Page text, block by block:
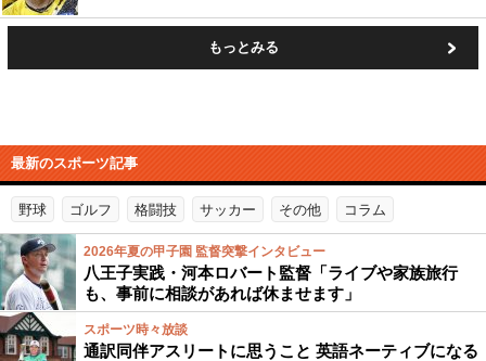
もっとみる
最新のスポーツ記事
野球 ゴルフ 格闘技 サッカー その他 コラム
2026年夏の甲子園 監督突撃インタビュー
八王子実践・河本ロバート監督「ライブや家族旅行
も、事前に相談があれば休ませます」
スポーツ時々放談
通訳同伴アスリートに思うこと 英語ネーティブになる